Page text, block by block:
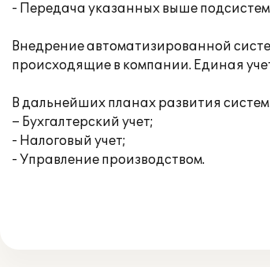
- Передача указанных выше
Внедрение автоматизированной
происходящие в компании. Единая
В дальнейших планах развития
– Бухгалтерский учет;
- Налоговый учет;
- Управление производством.